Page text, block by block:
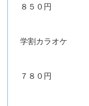
８５０円
学割カラオケ
７８０円